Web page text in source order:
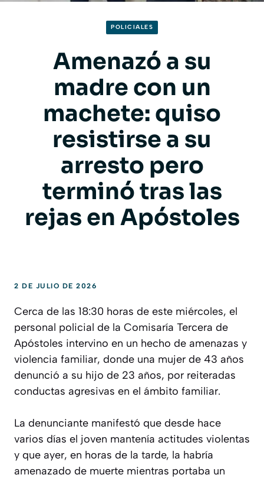
POLICIALES
Amenazó a su
madre con un
machete: quiso
resistirse a su
arresto pero
terminó tras las
rejas en Apóstoles
2 DE JULIO DE 2026
Cerca de las 18:30 horas de este miércoles, el
personal policial de la Comisaría Tercera de
Apóstoles intervino en un hecho de amenazas y
violencia familiar, donde una mujer de 43 años
denunció a su hijo de 23 años, por reiteradas
conductas agresivas en el ámbito familiar.
La denunciante manifestó que desde hace
varios días el joven mantenía actitudes violentas
y que ayer, en horas de la tarde, la habría
amenazado de muerte mientras portaba un